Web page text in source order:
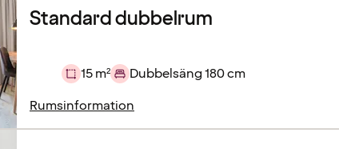
Standard dubbelrum
15 m²
Dubbelsäng 180 cm
Rumsinformation